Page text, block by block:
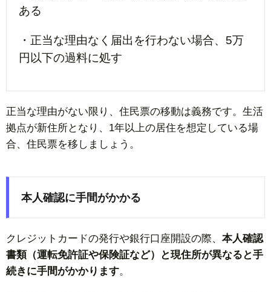
ある
・正当な理由なく届出を行わない場合、5万
円以下の過料に処す
正当な理由がない限り、住民票の移動は義務です。生活
拠点が新住所となり、1年以上の居住を想定している場
合、住民票を移しましょう。
本人確認に手間がかかる
クレジットカードの発行や銀行口座開設の際、 本人確認
書類（運転免許証や保険証など）と現住所が異なると手
続きに手間がかかります。